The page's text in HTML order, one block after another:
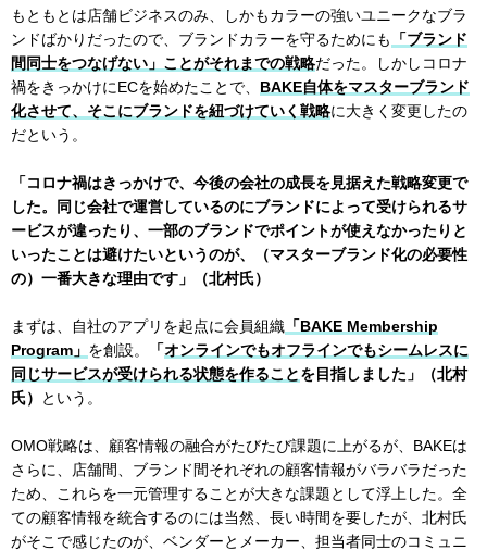
もともとは店舗ビジネスのみ、しかもカラーの強いユニークなブラ
ンドばかりだったので、ブランドカラーを守るためにも
「ブランド
間同士をつなげない」ことがそれまでの戦略だった。しかしコロナ
禍をきっかけにECを始めたことで、 BAKE自体をマスターブランド
化させて、そこにブランドを紐づけていく戦略に大きく変更したの
だという。
「コロナ禍はきっかけで、今後の会社の成長を見据えた戦略変更で
した。同じ会社で運営しているのにブランドによって受けられるサ
ービスが違ったり、一部のブランドでポイントが使えなかったりと
いったことは避けたいというのが、（マスターブランド化の必要性
の）一番大きな理由です」（北村氏）
まずは、自社のアプリを起点に会員組織 「BAKE Membership
Program」 を創設。 「オンラインでもオフラインでもシームレスに
同じサービスが受けられる状態を作ることを目指しました」（北村
氏）
という。
OMO戦略は、顧客情報の融合がたびたび課題に上がるが、BAKEは
さらに、店舗間、ブランド間それぞれの顧客情報がバラバラだった
ため、これらを一元管理することが大きな課題として浮上した。全
ての顧客情報を統合するのには当然、長い時間を要したが、北村氏
がそこで感じたのが、ベンダーとメーカー、担当者同士のコミュニ